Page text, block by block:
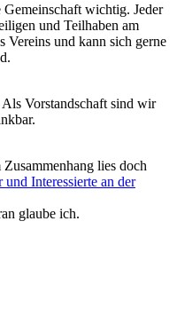
Gemeinschaft wichtig. Jeder
und Teilhaben am
Vereins und kann sich gerne
Vorstandschaft sind wir
lies doch
Interessierte an der
glaube ich.